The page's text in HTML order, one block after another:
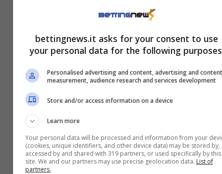
Oceane Dodin, record di sensualità:
non ha più paura di osare
7 Maggio 2026
bettingnews.it asks for your consent to use
your personal data for the following
Personalised advertising and content, advertising and content
measurement, audience research and services development
Store and/or access information on a device
Learn more
Your personal data will be processed and information from your
(cookies, unique identifiers, and other device data) may be stored by,
accessed by and shared with 319 partners, or used specifically by this
site. We and our partners may use precise geolocation data. List of
partners.